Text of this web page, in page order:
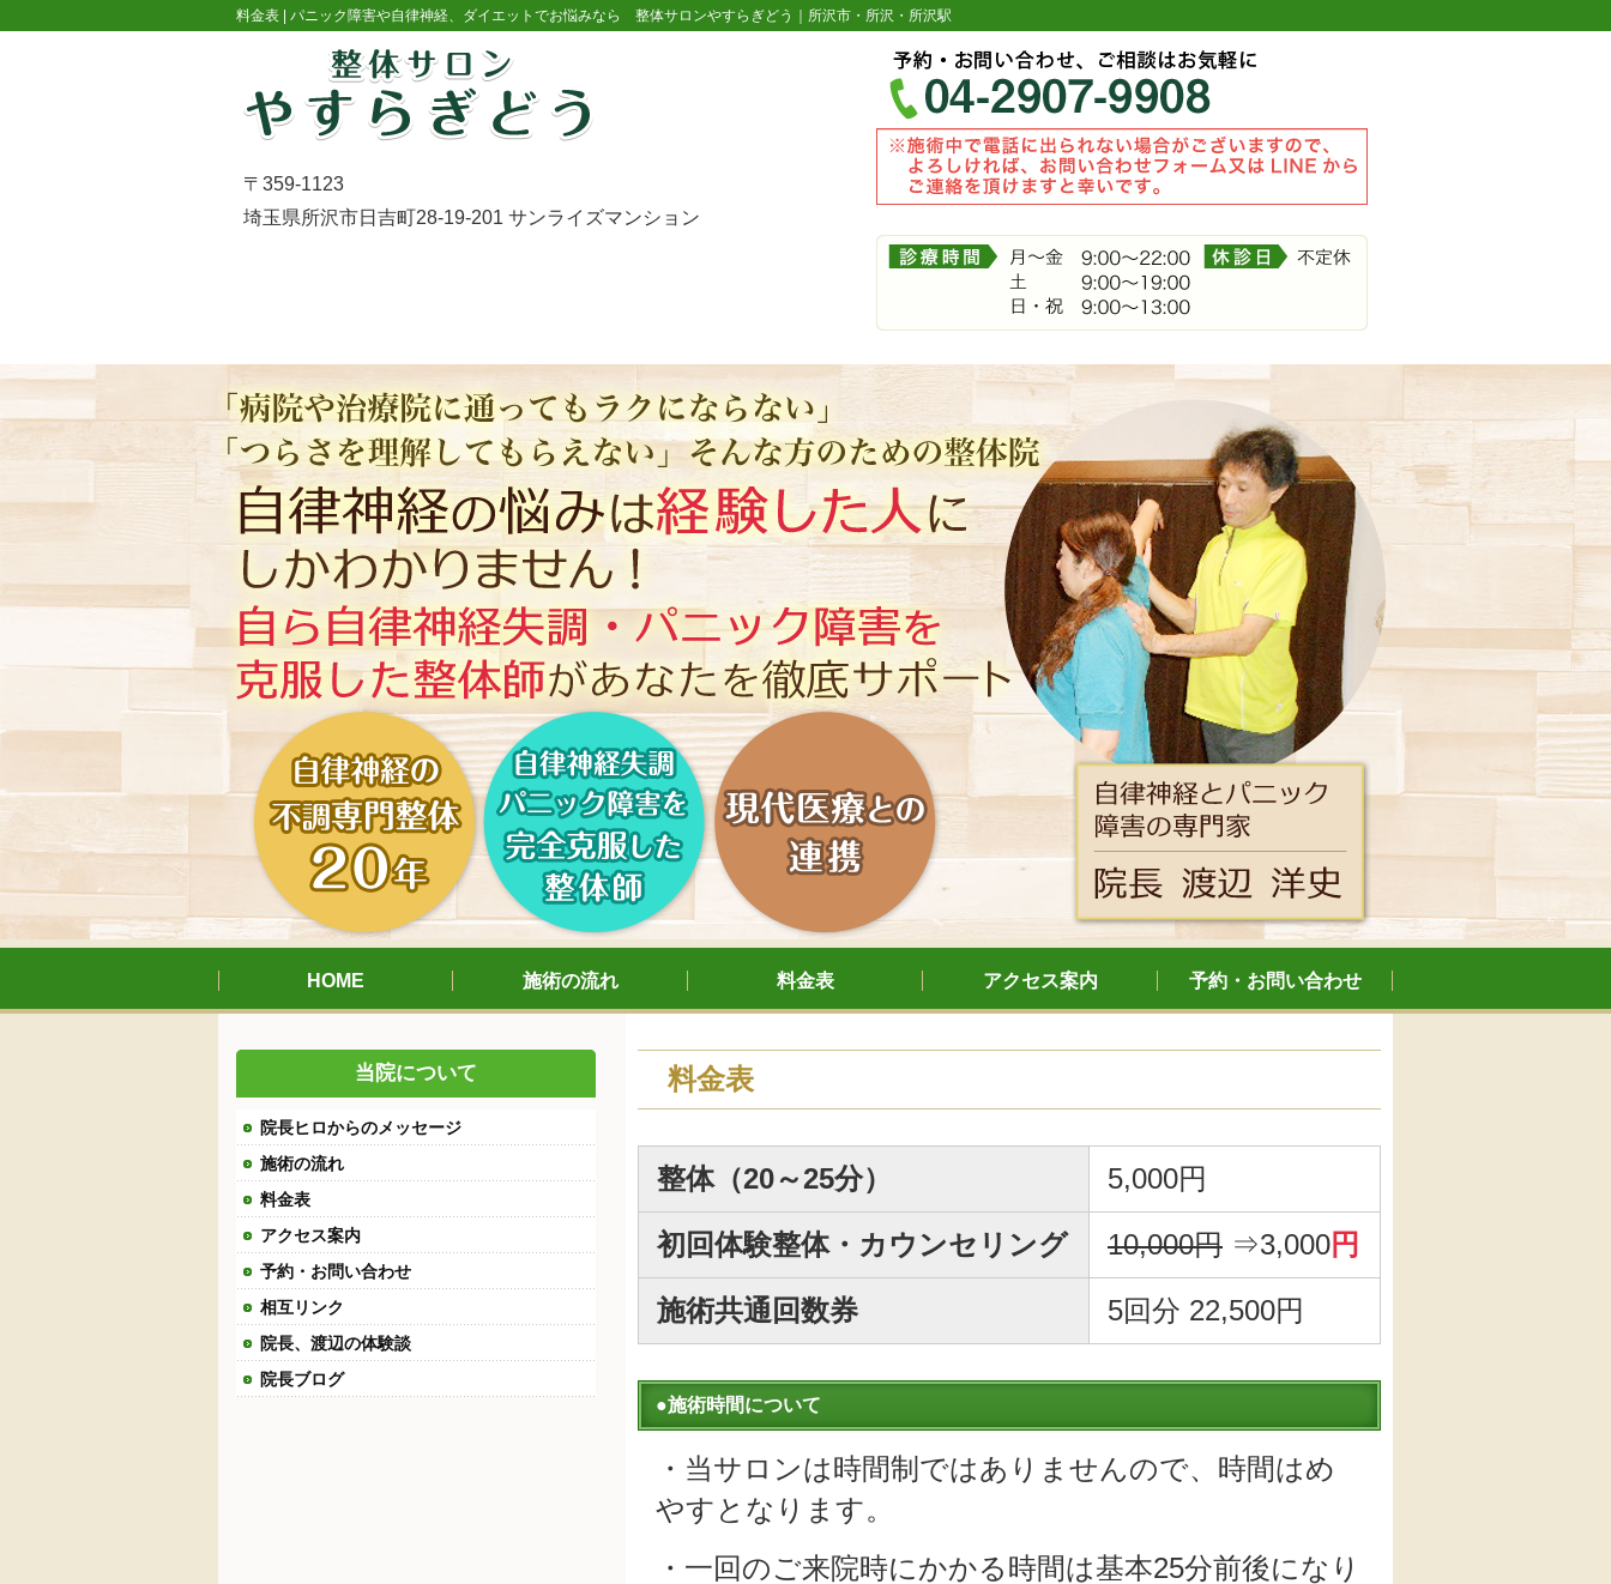
料金表 | パニック障害や自律神経、ダイエットでお悩みなら 整体サロンやすらぎどう｜所沢市・所沢・所沢駅
〒359-1123
埼玉県所沢市日吉町28-19-201 サンライズマンション
HOME 施術の流れ 料金表 アクセス案内 予約・お問い合わせ
料金表
整体（20～25分） 5,000円
初回体験整体・カウンセリング 10,000円 ⇒3,000円
施術共通回数券 5回分 22,500円
●施術時間について
・当サロンは時間制ではありませんので、時間はめ
やすとなります。
・一回のご来院時にかかる時間は基本25分前後になり
当院について
院長ヒロからのメッセージ
施術の流れ
料金表
アクセス案内
予約・お問い合わせ
相互リンク
院長、渡辺の体験談
院長ブログ